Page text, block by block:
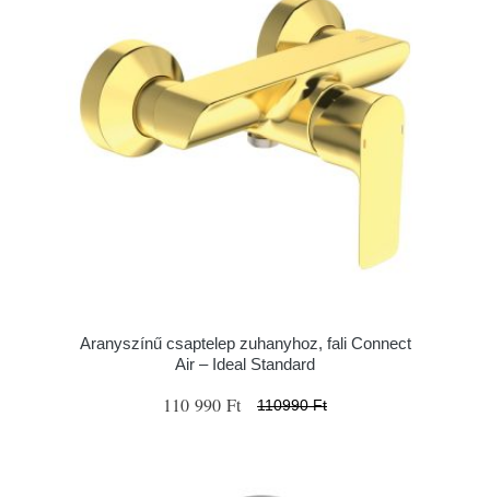
Aranyszínű csaptelep zuhanyhoz, fali Connect
Air – Ideal Standard
110 990 Ft 110990 Ft